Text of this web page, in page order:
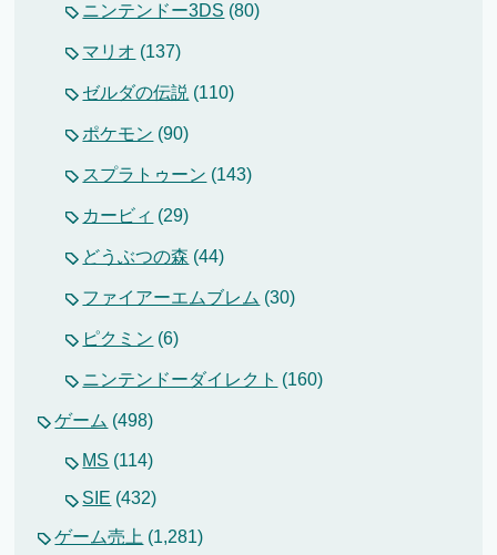
ニンテンドー3DS (80)
マリオ (137)
ゼルダの伝説 (110)
ポケモン (90)
スプラトゥーン (143)
カービィ (29)
どうぶつの森 (44)
ファイアーエムブレム (30)
ピクミン (6)
ニンテンドーダイレクト (160)
ゲーム (498)
MS (114)
SIE (432)
ゲーム売上 (1,281)